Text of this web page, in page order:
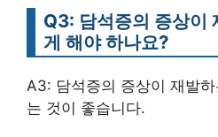
Q3: 담석증의 증상이
게 해야 하나요?
A3: 담석증의 증상이 재발
는 것이 좋습니다.